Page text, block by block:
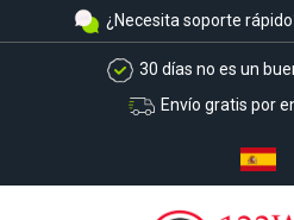
¿Necesita soporte
30 días no es un
Envío gratis por